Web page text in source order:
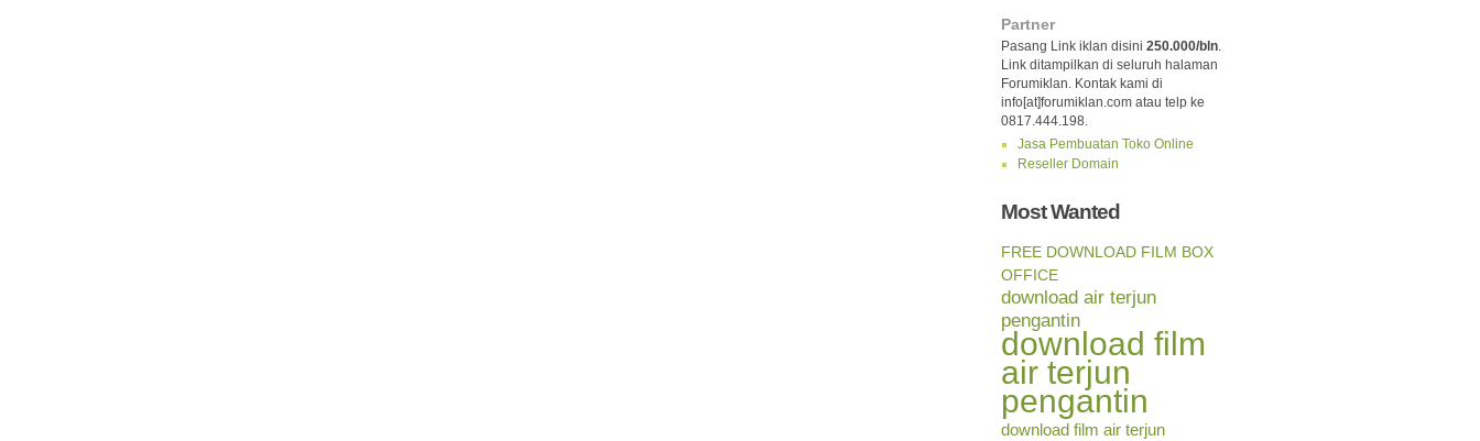
Partner
Pasang Link iklan disini 250.000/bln.
Link ditampilkan di seluruh halaman
Forumiklan. Kontak kami di
info[at]forumiklan.com atau telp ke
0817.444.198.
Jasa Pembuatan Toko Online
Reseller Domain
Most Wanted
FREE DOWNLOAD FILM BOX
OFFICE
download air terjun
pengantin
download film
air terjun
pengantin
download film air terjun